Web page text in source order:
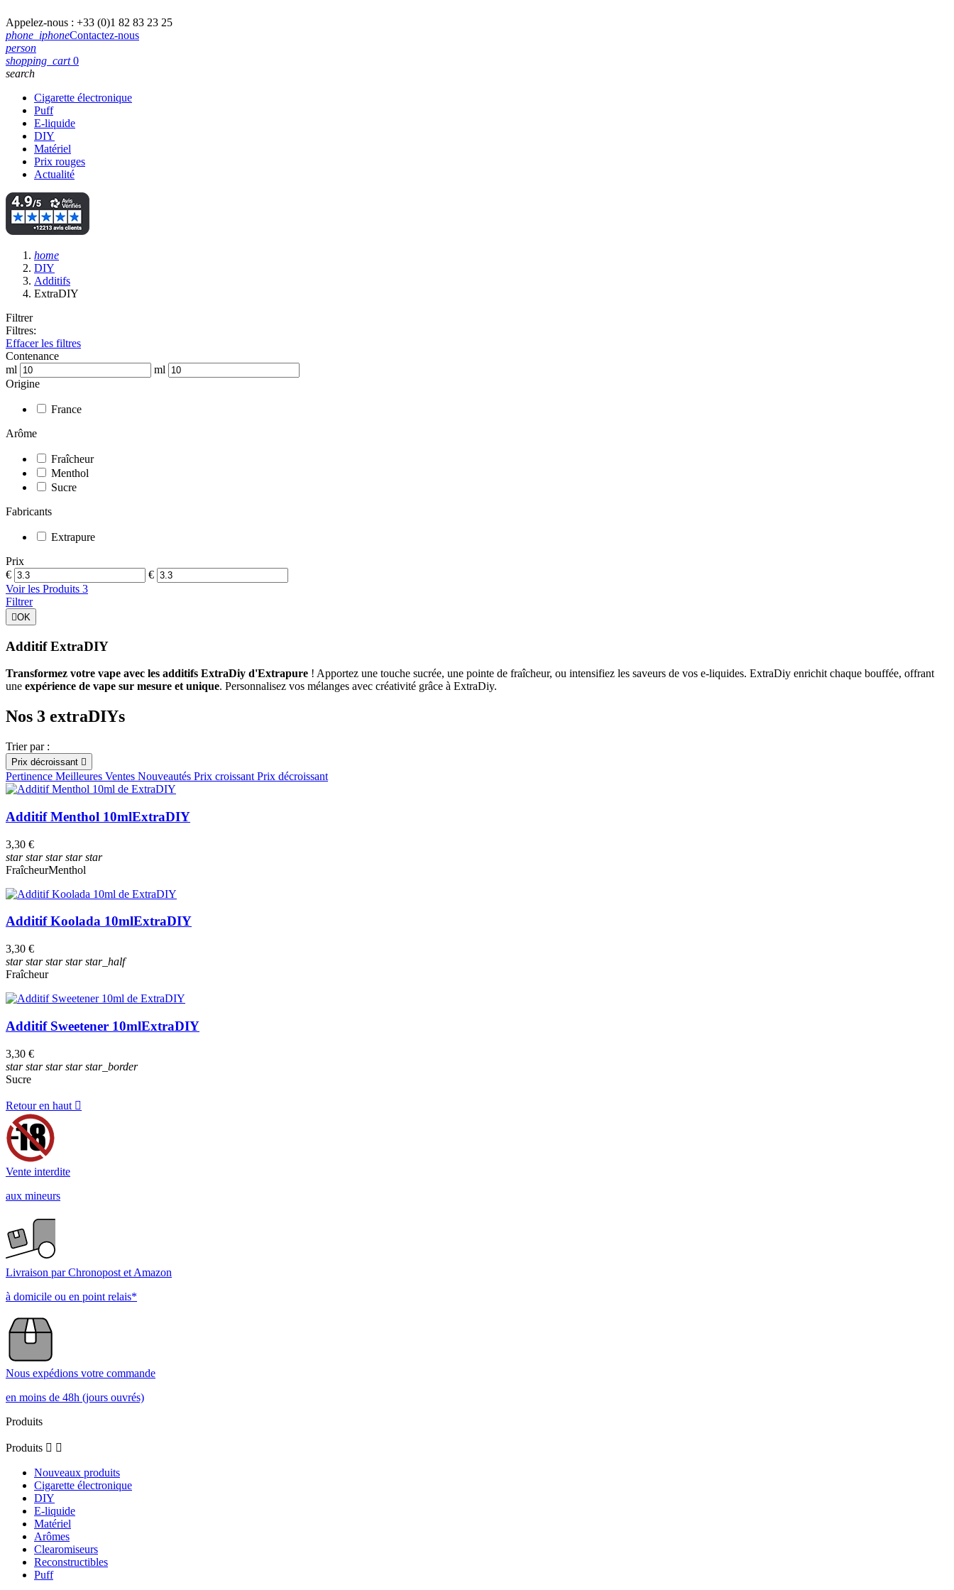
Appelez-nous : +33 (0)1 82 83 23 25
phone_iphoneContactez-nous
person
shopping_cart 0
search
Cigarette électronique
Puff
E-liquide
DIY
Matériel
Prix rouges
Actualité
home
DIY
Additifs
ExtraDIY
Filtrer
Filtres:
Effacer les filtres
Contenance
ml
ml
Origine
France
Arôme
Fraîcheur
Menthol
Sucre
Fabricants
Extrapure
Prix
€
€
Voir les Produits 3
Filtrer
OK
Additif ExtraDIY
Transformez votre vape avec les additifs ExtraDiy d'Extrapure ! Apportez une touche sucrée, une pointe de fraîcheur, ou intensifiez les saveurs de vos e-liquides. ExtraDiy enrichit chaque bouffée, offrant
une expérience de vape sur mesure et unique. Personnalisez vos mélanges avec créativité grâce à ExtraDiy.
Nos 3 extraDIYs
Trier par :
Prix décroissant 
Pertinence Meilleures Ventes Nouveautés Prix croissant Prix décroissant
Additif Menthol 10mlExtraDIY
3,30 €
starstarstarstarstar
FraîcheurMenthol
Additif Koolada 10mlExtraDIY
3,30 €
starstarstarstarstar_half
Fraîcheur
Additif Sweetener 10mlExtraDIY
3,30 €
starstarstarstarstar_border
Sucre
Retour en haut 
Vente interdite
aux mineurs
Livraison par Chronopost et Amazon
à domicile ou en point relais*
Nous expédions votre commande
en moins de 48h (jours ouvrés)
Produits
Produits  
Nouveaux produits
Cigarette électronique
DIY
E-liquide
Matériel
Arômes
Clearomiseurs
Reconstructibles
Puff